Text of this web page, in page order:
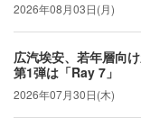
2026年08月03日(月)
広汽埃安、若年層向
第1弾は「Ray 7」
2026年07月30日(木)